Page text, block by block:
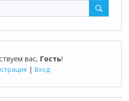
вас, Гость!
| Вход